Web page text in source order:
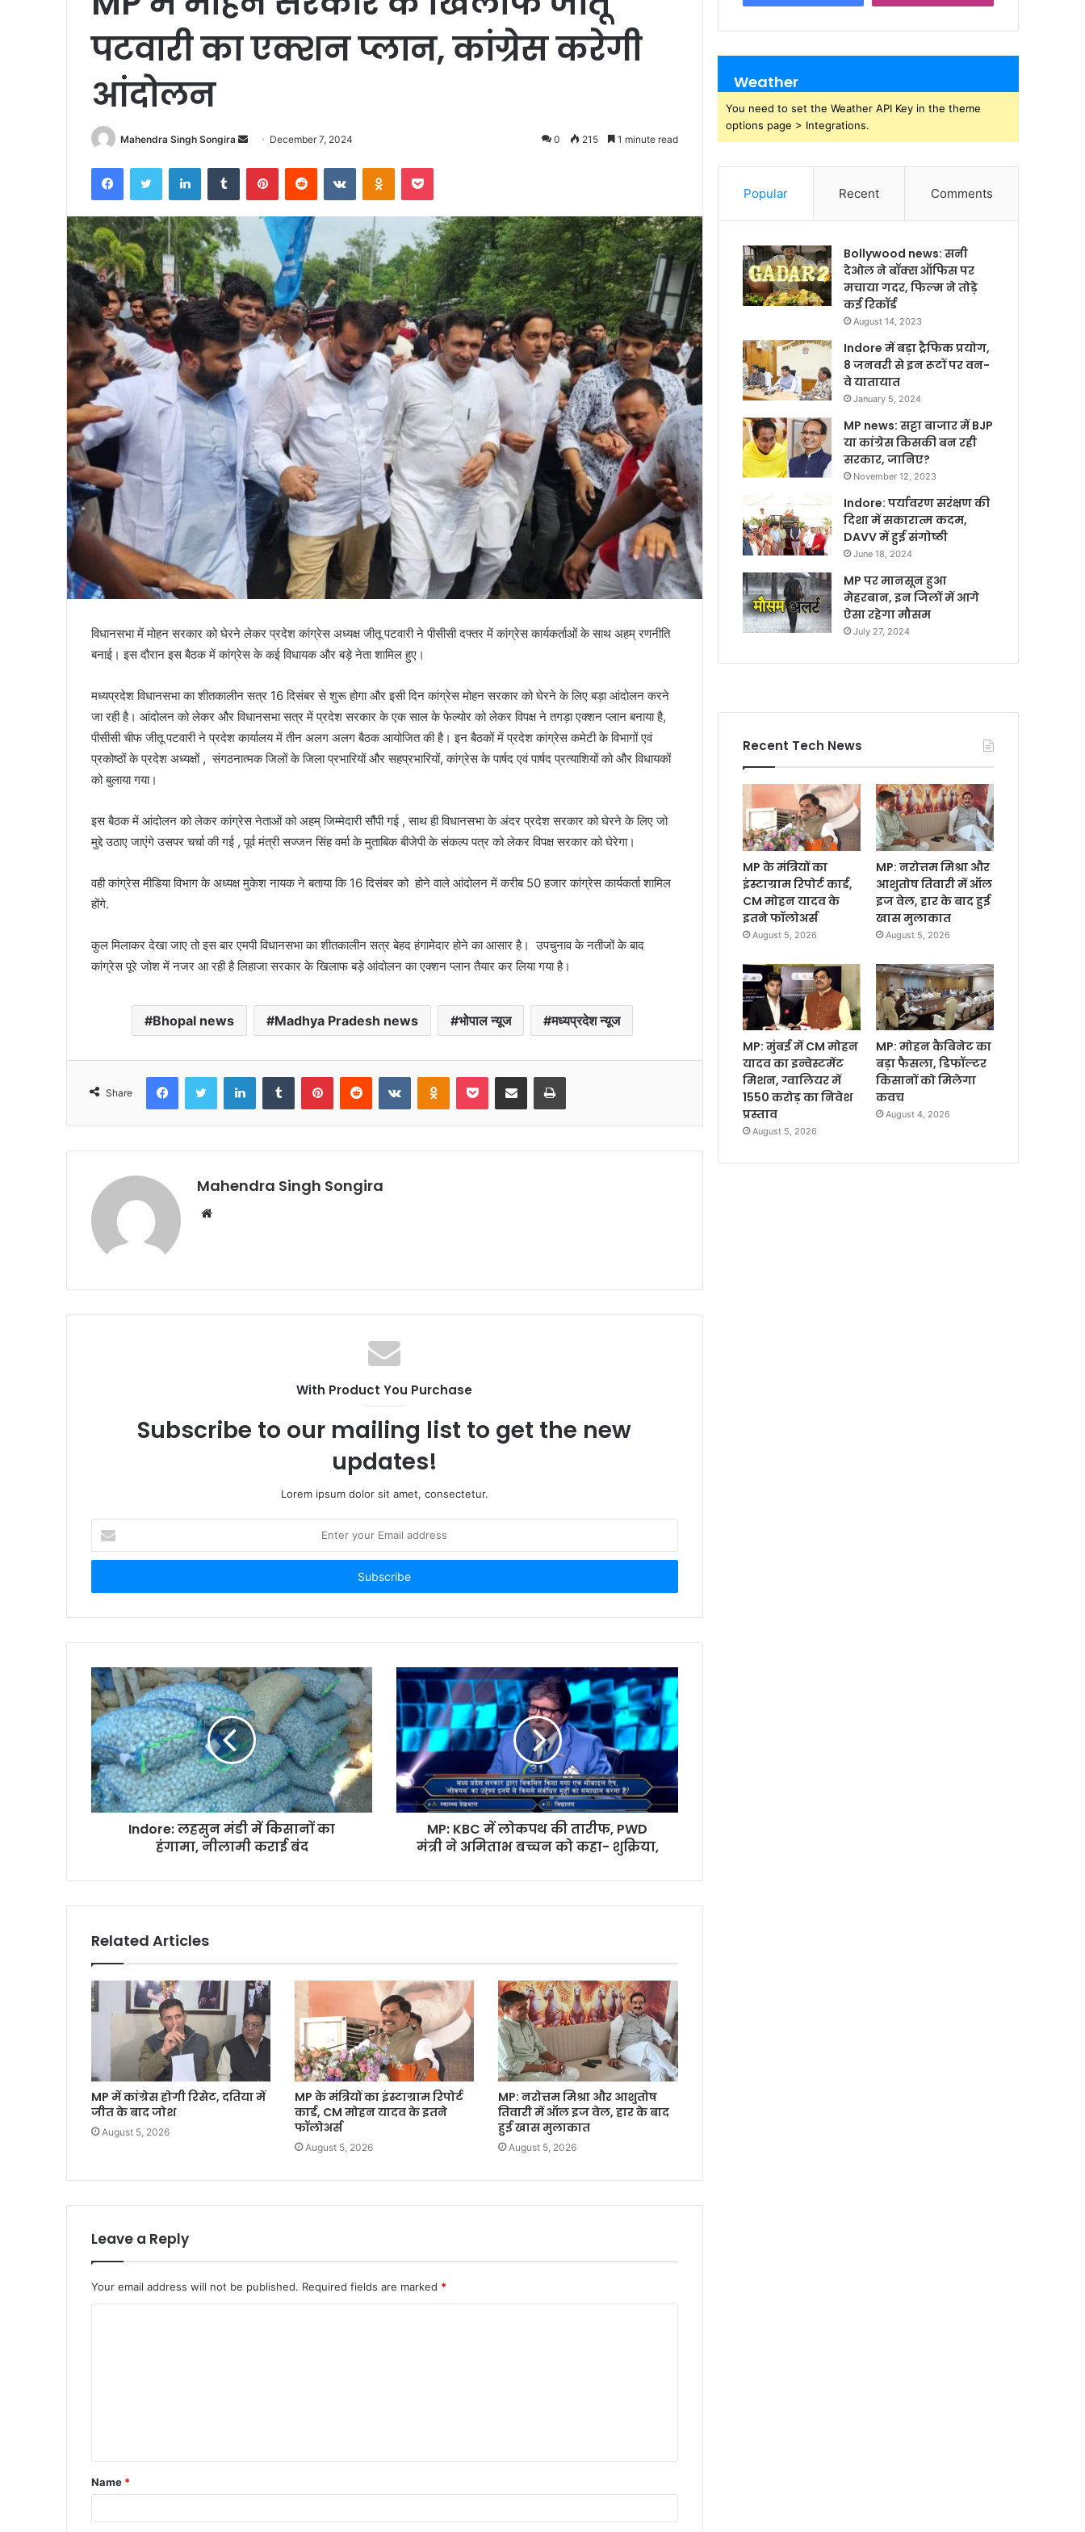
पटवारी का एक्शन प्लान, कांग्रेस करेगी
आंदोलन
Mahendra Singh Songira
Send
email
December 7, 2024 0 215 1 minute read
FacebookTwitter LinkedInTumblr PinterestReddit VKontakteOdnoklassniki
Pocket
विधानसभा में मोहन सरकार को घेरने लेकर प्रदेश कांग्रेस अध्यक्ष जीतू पटवारी ने पीसीसी दफ्तर में कांग्रेस कार्यकर्ताओं के साथ अहम् रणनीति
बनाई। इस दौरान इस बैठक में कांग्रेस के कई विधायक और बड़े नेता शामिल हुए।
मध्यप्रदेश विधानसभा का शीतकालीन सत्र 16 दिसंबर से शुरू होगा और इसी दिन कांग्रेस मोहन सरकार को घेरने के लिए बड़ा आंदोलन करने
जा रही है। आंदोलन को लेकर और विधानसभा सत्र में प्रदेश सरकार के एक साल के फेल्योर को लेकर विपक्ष ने तगड़ा एक्शन प्लान बनाया है,
पीसीसी चीफ जीतू पटवारी ने प्रदेश कार्यालय में तीन अलग अलग बैठक आयोजित की है। इन बैठकों में प्रदेश कांग्रेस कमेटी के विभागों एवं
प्रकोष्ठों के प्रदेश अध्यक्षों , संगठनात्मक जिलों के जिला प्रभारियों और सहप्रभारियों, कांग्रेस के पार्षद एवं पार्षद प्रत्याशियों को और विधायकों
को बुलाया गया।
इस बैठक में आंदोलन को लेकर कांग्रेस नेताओं को अहम् जिम्मेदारी सौंपी गई , साथ ही विधानसभा के अंदर प्रदेश सरकार को घेरने के लिए जो
मुद्दे उठाए जाएंगे उसपर चर्चा की गई , पूर्व मंत्री सज्जन सिंह वर्मा के मुताबिक बीजेपी के संकल्प पत्र को लेकर विपक्ष सरकार को घेरेगा।
वही कांग्रेस मीडिया विभाग के अध्यक्ष मुकेश नायक ने बताया कि 16 दिसंबर को होने वाले आंदोलन में करीब 50 हजार कांग्रेस कार्यकर्ता शामिल
होंगे.
कुल मिलाकर देखा जाए तो इस बार एमपी विधानसभा का शीतकालीन सत्र बेहद हंगामेदार होने का आसार है। उपचुनाव के नतीजों के बाद
कांग्रेस पूरे जोश में नजर आ रही है लिहाजा सरकार के खिलाफ बड़े आंदोलन का एक्शन प्लान तैयार कर लिया गया है।
Bhopal news Madhya Pradesh news भोपाल न्यूज मध्यप्रदेश न्यूज
Share
FacebookTwitter LinkedInTumblr PinterestReddit VKontakteOdnoklassniki
Pocket Share via Email Print
Mahendra Singh Songira
Website
With Product You Purchase
Subscribe to our mailing list to get the new
updates!
Lorem ipsum dolor sit amet, consectetur.
your
Email
Indore: लहसुन मंडी में किसानों का
हंगामा, नीलामी कराई बंद
MP: KBC में लोकपथ की तारीफ, PWD
मंत्री ने अमिताभ बच्चन को कहा- शुक्रिया,
Related Articles
MP में कांग्रेस होगी रिसेट, दतिया में
जीत के बाद जोश
August 5, 2026
MP के मंत्रियों का इंस्टाग्राम रिपोर्ट
कार्ड, CM मोहन यादव के इतने
फॉलोअर्स
August 5, 2026
MP: नरोत्तम मिश्रा और आशुतोष
तिवारी में ऑल इज वेल, हार के बाद
हुई खास मुलाकात
August 5, 2026
Leave a Reply
Your email address will not be published. Required fields are marked *
t
*
Name *
Weather
You need to set the Weather API Key in the theme
options page > Integrations.
Popular Recent Comments
Bollywood news: सनी
देओल ने बॉक्स ऑफिस पर
मचाया गदर, फिल्म ने तोड़े
कई रिकॉर्ड
August 14, 2023
Indore में बड़ा ट्रैफिक प्रयोग,
8 जनवरी से इन रूटों पर वन-
वे यातायात
January 5, 2024
MP news: सट्टा बाजार में BJP
या कांग्रेस किसकी बन रही
सरकार, जानिए?
November 12, 2023
Indore: पर्यावरण सरंक्षण की
दिशा में सकारात्म कदम,
DAVV में हुई संगोष्ठी
June 18, 2024
MP पर मानसून हुआ
मेहरबान, इन जिलों में आगे
ऐसा रहेगा मौसम
July 27, 2024
Recent Tech News
MP के मंत्रियों का
इंस्टाग्राम रिपोर्ट कार्ड,
CM मोहन यादव के
इतने फॉलोअर्स
August 5, 2026
MP: नरोत्तम मिश्रा और
आशुतोष तिवारी में ऑल
इज वेल, हार के बाद हुई
खास मुलाकात
August 5, 2026
MP: मुंबई में CM मोहन
यादव का इन्वेस्टमेंट
मिशन, ग्वालियर में
1550 करोड़ का निवेश
प्रस्ताव
August 5, 2026
MP: मोहन कैबिनेट का
बड़ा फैसला, डिफॉल्टर
किसानों को मिलेगा
कवच
August 4, 2026